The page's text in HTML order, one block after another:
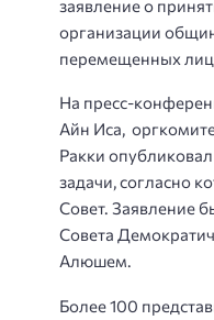
заявление о
организации
перемещенных
На пресс-
Айн Иса,
Ракки
задачи, согласно
Совет. Заявление
Совета
Алюшем.
Более 100